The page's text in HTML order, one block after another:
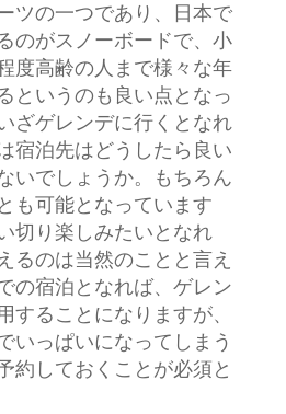
ツの一つであり、日本で
のがスノーボードで、小
度高齢の人まで様々な年
というのも良い点となっ
ざゲレンデに行くとなれ
宿泊先はどうしたら良い
いでしょうか。もちろん
も可能となっています
切り楽しみたいとなれ
るのは当然のことと言え
の宿泊となれば、ゲレン
することになりますが、
いっぱいになってしまう
約しておくことが必須と